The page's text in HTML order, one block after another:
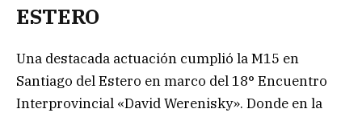
ESTERO
Una destacada actuación cumplió la M15 en
Santiago del Estero en marco del 18° Encuentro
Interprovincial «David Werenisky». Donde en la